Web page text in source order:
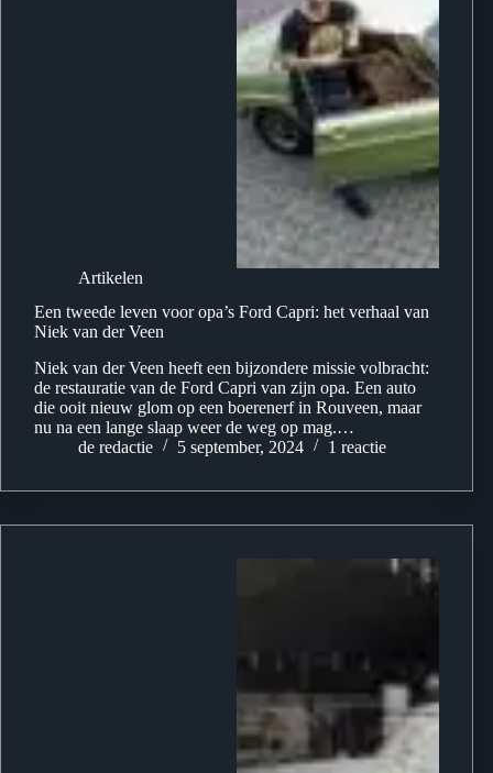
Artikelen
Een tweede leven voor opa’s Ford Capri: het verhaal van
Niek van der Veen
Niek van der Veen heeft een bijzondere missie volbracht:
de restauratie van de Ford Capri van zijn opa. Een auto
die ooit nieuw glom op een boerenerf in Rouveen, maar
nu na een lange slaap weer de weg op mag.…
de redactie
5 september, 2024 1 reactie